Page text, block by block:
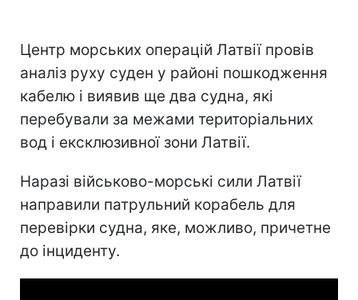
Центр морських операцій Латвії провів
аналіз руху суден у районі пошкодження
кабелю і виявив ще два судна, які
перебували за межами територіальних
вод і ексклюзивної зони Латвії.
Наразі військово-морські сили Латвії
направили патрульний корабель для
перевірки судна, яке, можливо, причетне
до інциденту.